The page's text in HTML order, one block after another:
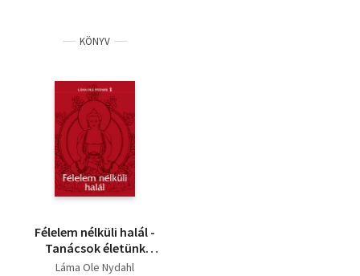
KÖNYV
Félelem nélküli halál -
Tanácsok életünk
döntő pillanataihoz
Láma Ole Nydahl